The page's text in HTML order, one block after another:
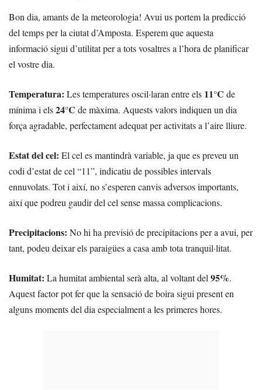
Bon dia, amants de la meteorologia! Avui us portem la predicció
del temps per la ciutat d’Amposta. Esperem que aquesta
informació sigui d’utilitat per a tots vosaltres a l’hora de planificar
el vostre dia.
Temperatura: Les temperatures oscil·laran entre els 11°C de
mínima i els24°C de màxima. Aquests valors indiquen un dia
força agradable, perfectament adequat per activitats a l’aire lliure.
Estat del cel: El cel es mantindrà variable, ja que es preveu un
codi d’estat de cel “11”, indicatiu de possibles intervals
ennuvolats. Tot i així, no s’esperen canvis adversos importants,
així que podreu gaudir del cel sense massa complicacions.
Precipitacions: No hi ha previsió de precipitacions per a avui, per
tant, podeu deixar els paraigües a casa amb tota tranquil·litat.
Humitat: La humitat ambiental serà alta, al voltant del95%.
Aquest factor pot fer que la sensació de boira sigui present en
alguns moments del dia especialment a les primeres hores.